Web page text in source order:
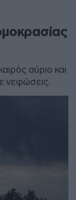
αύριο και
νεφώσεις.